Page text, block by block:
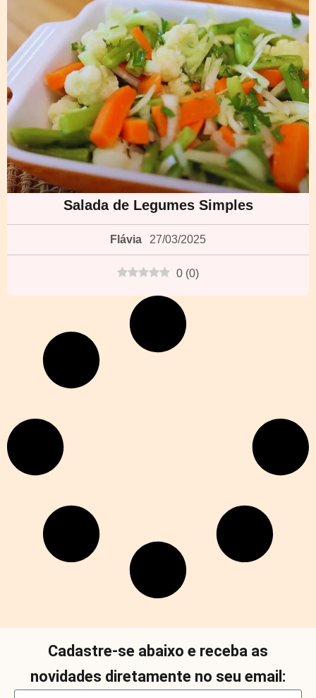
Salada de Legumes Simples
Flávia 27/03/2025
0 (0)
Cadastre-se abaixo e receba as
novidades diretamente no seu email: